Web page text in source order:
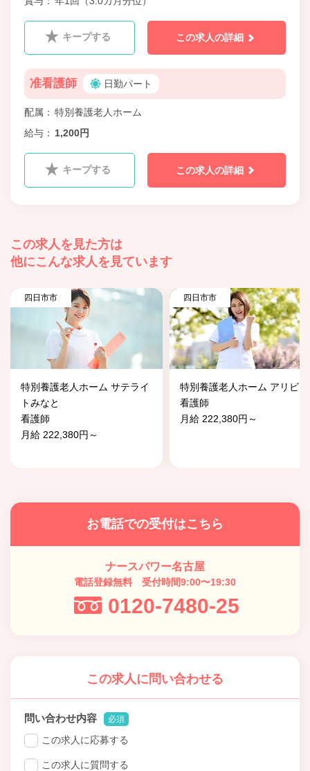
キープする この求人の詳細
准看護師 日勤パート
配属
特別養護老人ホーム
給与
1,200円
キープする この求人の詳細
この求人を見た方は
他にこんな求人を見ています
四日市市
特別養護老人ホーム サテライ
トみなと
看護師
月給 222,380円～
四日市市
特別養護老人ホーム アリビオ
看護師
月給 222,380円～
お電話での受付はこちら
ナースパワー名古屋
電話登録無料 受付時間9:00〜19:30
0120-7480-25
この求人に問い合わせる
問い合わせ内容 必須
この求人に応募する
この求人に質問する